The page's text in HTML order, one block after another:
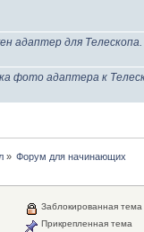
адаптер для Телескопа.
фото адаптера к
» Форум для начинающих
Заблокированная тема
Прикрепленная тема